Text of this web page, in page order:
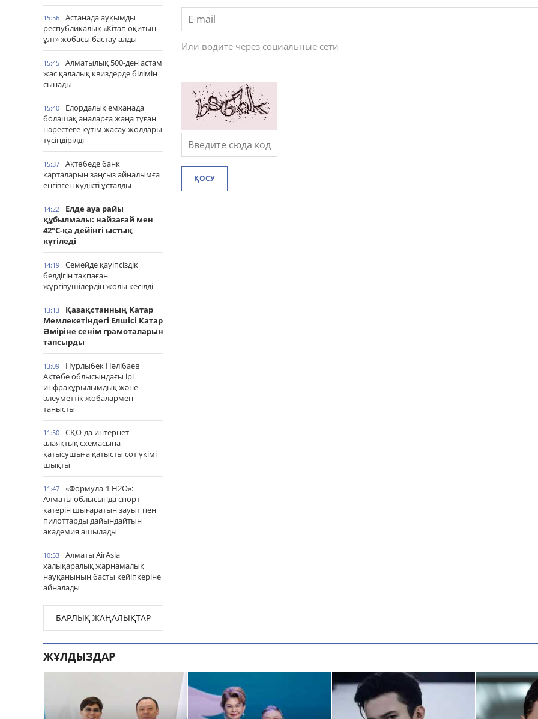
15:56
Астанада ауқымды
республикалық «Кітап оқитын
ұлт» жобасы бастау алды
15:45
Алматылық 500-ден астам
жас қалалық квиздерде білімін
сынады
15:40
Елордалық емханада
болашақ аналарға жаңа туған
нәрестеге күтім жасау жолдары
түсіндірілді
15:37
Ақтөбеде банк
карталарын заңсыз айналымға
енгізген күдікті ұсталды
14:22
Елде ауа райы
құбылмалы: найзағай мен
42°С-қа дейінгі ыстық
күтіледі
14:19
Семейде қауіпсіздік
белдігін тақпаған
жүргізушілердің жолы кесілді
13:13
Қазақстанның Катар
Мемлекетіндегі Елшісі Катар
Әміріне сенім грамоталарын
тапсырды
13:09
Нұрлыбек Нәлібаев
Ақтөбе облысындағы ірі
инфрақұрылымдық және
әлеуметтік жобалармен
танысты
11:50
СҚО-да интернет-
алаяқтық схемасына
қатысушыға қатысты сот үкімі
шықты
11:47
«Формула-1 H2O»:
Алматы облысында спорт
катерін шығаратын зауыт пен
пилоттарды дайындайтын
академия ашылады
10:53
Алматы AirAsia
халықаралық жарнамалық
науқанының басты кейіпкеріне
айналады
БАРЛЫҚ ЖАҢАЛЫҚТАР
Или водите через социальные сети
ҚОСУ
ЖҰЛДЫЗДАР